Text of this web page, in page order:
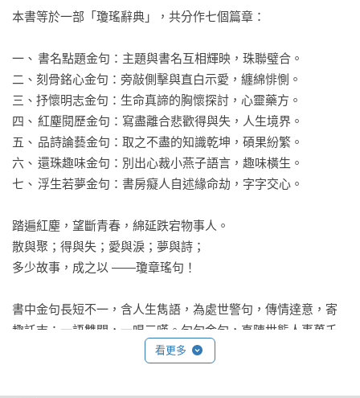
本書等於一部「瓊瑤辭典」，共分作七個篇章：
一、	書名點題金句：主題與書名互相輝映，珠聯璧合。
二、刻骨銘心金句：旁敲側擊與直白示愛，纏綿悱惻。
三、抒懷明志金句：生命真諦的胸懷探討，心靈藥方。
四、	紅塵閱歷金句：寫盡離合悲歡得與失，人生境界。
五、	品詩論藝金句：取之不盡的知識乾坤，碩果紛繁。
六、	還珠趣味金句：別出心裁小燕子語言，趣味橫生。
七、	浮生若夢金句：書房癡人自述緣命劫，字字交心。
踏遍紅塵，望斷青春，綿延跌宕物事人。
散與聚；得與失；愛與淚；夢與詩；
多少故事，成之以 ——瓊章瑤句！
書中金句長短不一，含人生雋語，為處世警句，傳情達意，寄
趣託志；一語雙關，一唱三嘆。句句金句，直陳世態人事萬千
色相。感言、諫言、詩言、趣言、聖賢格言、蜜語甜言 ……. 都
看更多